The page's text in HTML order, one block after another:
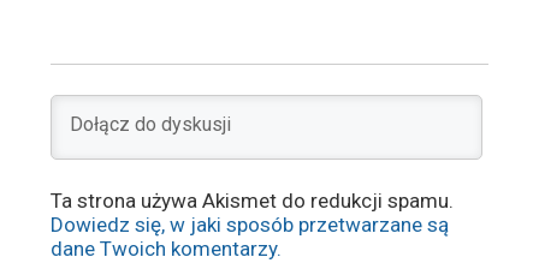
Ta strona używa Akismet do redukcji spamu.
Dowiedz się, w jaki sposób przetwarzane są
dane Twoich komentarzy.